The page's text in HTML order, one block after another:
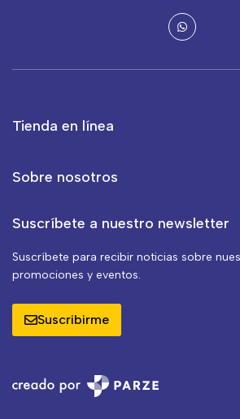
Tienda en línea
Sobre nosotros
Suscríbete a nuestro newsletter
Suscríbete para recibir noticias sobre
promociones y eventos.
Suscribirme